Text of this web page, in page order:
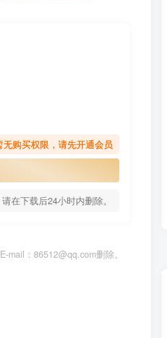
无购买权限，请先开通会员
在下载后24小时内删除。
：86512@qq.com删除。